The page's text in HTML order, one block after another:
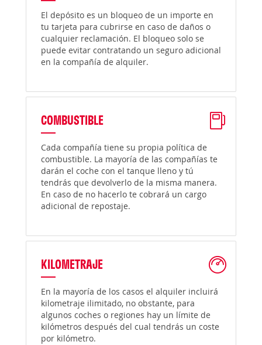
El depósito es un bloqueo de un importe en
tu tarjeta para cubrirse en caso de daños o
cualquier reclamación. El bloqueo solo se
puede evitar contratando un seguro adicional
en la compañía de alquiler.
COMBUSTIBLE
Cada compañía tiene su propia política de
combustible. La mayoría de las compañías te
darán el coche con el tanque lleno y tú
tendrás que devolverlo de la misma manera.
En caso de no hacerlo te cobrará un cargo
adicional de repostaje.
KILOMETRAJE
En la mayoría de los casos el alquiler incluirá
kilometraje ilimitado, no obstante, para
algunos coches o regiones hay un límite de
kilómetros después del cual tendrás un coste
por kilómetro.